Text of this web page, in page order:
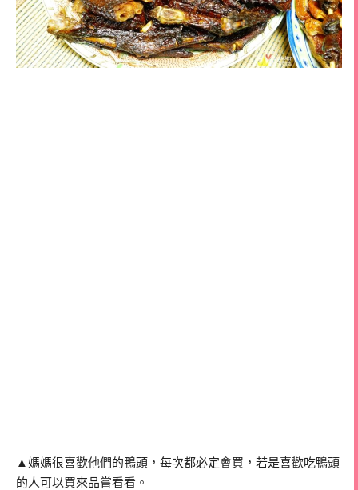
▲媽媽很喜歡他們的鴨頭，每次都必定會買，若是喜歡吃鴨頭
的人可以買來品嘗看看。